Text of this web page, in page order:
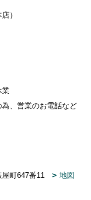
）
業
、営業のお電話など
屋町647番11
地図